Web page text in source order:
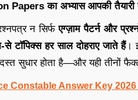
Papers का अभ्यास आपकी
न सिर्फएग्ज़ाम पैटर्न और
से टॉपिक्स हर साल दोहराए जाते हैं।
सुधार होता है—और यही तीनों
Constable Answer Key 2026